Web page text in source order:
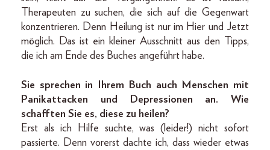
Therapeuten zu suchen, die sich auf die Gegenwart
konzentrieren. Denn Heilung ist nur im Hier und Jetzt
möglich. Das ist ein kleiner Ausschnitt aus den Tipps,
die ich am Ende des Buches angeführt habe.
Sie sprechen in Ihrem Buch auch Menschen mit
Panikattacken und Depressionen an. Wie
schafften Sie es, diese zu heilen?
Erst als ich Hilfe suchte, was (leider!) nicht sofort
passierte. Denn vorerst dachte ich, dass wieder etwas